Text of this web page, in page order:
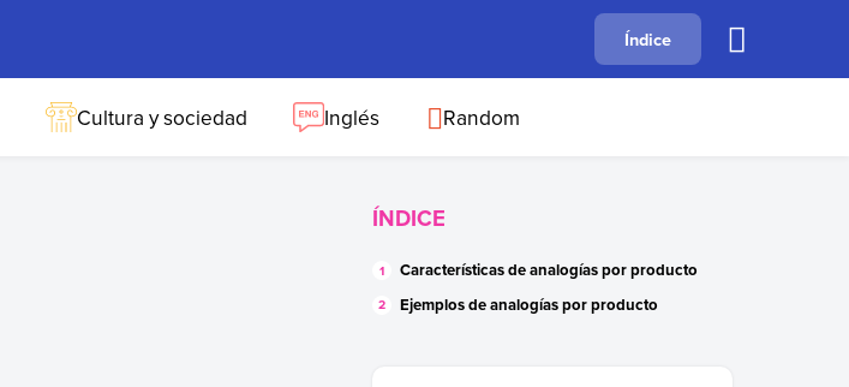
B C F
Índice
Cultura y sociedad Inglés Random
ÍNDICE
Características de analogías por producto
Ejemplos de analogías por producto